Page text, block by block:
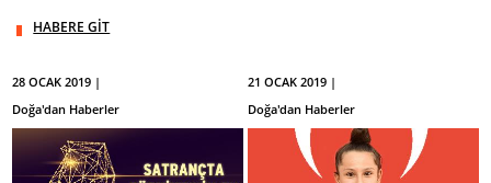
HABERE GİT
28 OCAK 2019 |
Doğa'dan Haberler
21 OCAK 2019 |
Doğa'dan Haberler